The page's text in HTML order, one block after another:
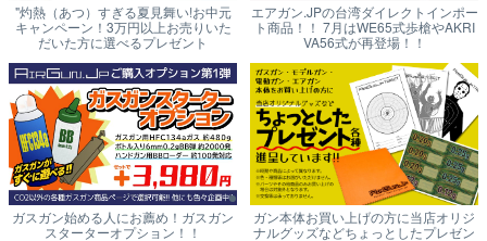
"灼熱（あつ）すぎる夏見舞い!お中元
キャンペーン！3万円以上お売りいた
だいた方に選べるプレゼント
エアガン.JPの台湾ダイレクトインポー
ト商品！！ 7月はWE65式歩槍やAKRI
VA56式が再登場！！
ガスガン始める人にお薦め！ガスガン
スターターオプション！！
ガン本体お買い上げの方に当店オリジ
ナルグッズなどちょっとしたプレゼン